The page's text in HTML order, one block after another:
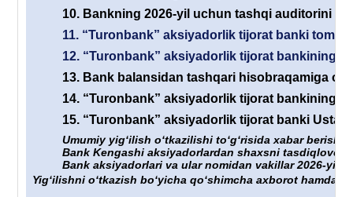
10. Bankning 2026-yil uchun tashqi auditorini
11. “Turonbank” aksiyadorlik tijorat banki
12. “Turonbank” aksiyadorlik tijorat bankining
13. Bank balansidan tashqari hisobraqamiga
14. “Turonbank” aksiyadorlik tijorat bankining
15. “Turonbank” aksiyadorlik tijorat banki
Umumiy yigʻilish oʻtkazilishi toʻgʻrisida xabar berish
Bank Kengashi aksiyadorlardan shaxsni
Bank aksiyadorlari va ular nomidan vakillar 2026-yil
Yigʻilishni oʻtkazish boʻyicha qoʻshimcha axborot